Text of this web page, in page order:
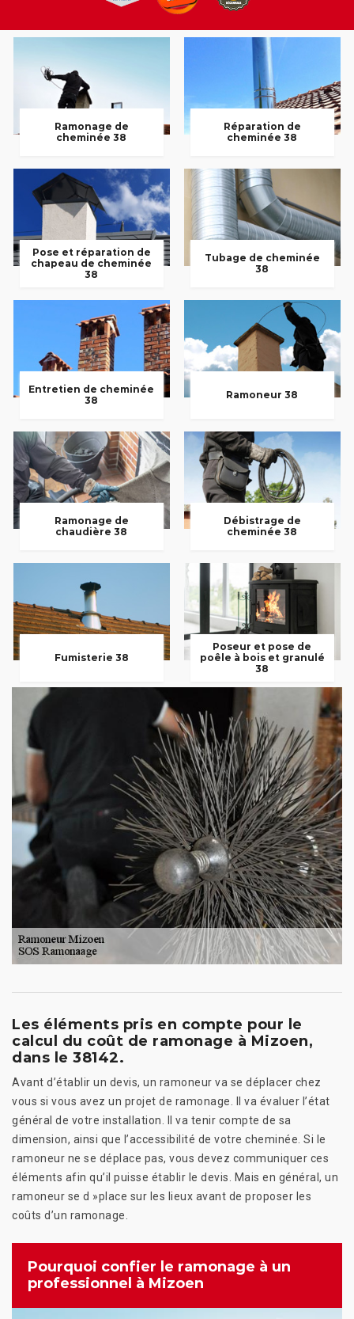
Ramonage de
cheminée 38
Réparation de
cheminée 38
Pose et réparation de
chapeau de cheminée
38
Tubage de cheminée
38
Entretien de cheminée
38
Ramoneur 38
Ramonage de
chaudière 38
Débistrage de
cheminée 38
Fumisterie 38
Poseur et pose de
poêle à bois et granulé
38
Les éléments pris en compte pour le
calcul du coût de ramonage à Mizoen,
dans le 38142.
Avant d’établir un devis, un ramoneur va se déplacer chez
vous si vous avez un projet de ramonage. Il va évaluer l’état
général de votre installation. Il va tenir compte de sa
dimension, ainsi que l’accessibilité de votre cheminée. Si le
ramoneur ne se déplace pas, vous devez communiquer ces
éléments afin qu’il puisse établir le devis. Mais en général, un
ramoneur se d »place sur les lieux avant de proposer les
coûts d’un ramonage.
Pourquoi confier le ramonage à un
professionnel à Mizoen